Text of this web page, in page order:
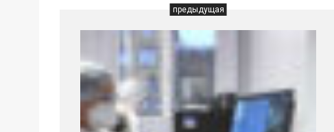
предыдущая